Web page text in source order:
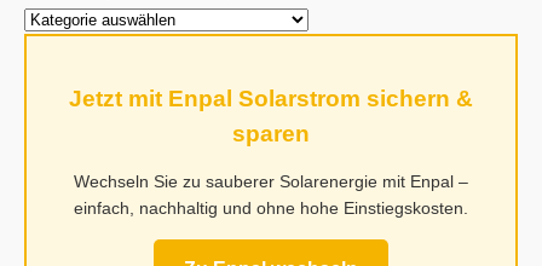
Jetzt mit Enpal Solarstrom sichern &
sparen
Wechseln Sie zu sauberer Solarenergie mit Enpal –
einfach, nachhaltig und ohne hohe Einstiegskosten.